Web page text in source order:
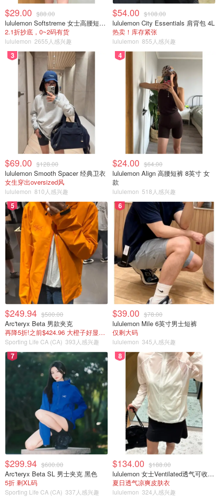
$29.00 $88.00
lululemon Softstreme 女士高腰短裤 10cm
2.1折抄底，0~2码有货
lululemon 2655人感兴趣
$54.00 $108.00
lululemon City Essentials 肩背包 4L
热卖！库存紧张
lululemon 855人感兴趣
3
$69.00 $128.00
lululemon Smooth Spacer 经典卫衣
女生穿出oversized风
lululemon 810人感兴趣
4
$24.00 $64.00
lululemon Align 高腰短裤 8英寸 女
款
lululemon 518人感兴趣
5
$249.94 $500.00
Arc'teryx Beta 男款夹克
再降5折!之前$424.96 大橙子好显白 蹲补
Sporting Life CA (CA) 393人感兴趣
6
$39.00 $78.00
lululemon Mile 6英寸男士短裤
仅剩大码
lululemon 345人感兴趣
7
$299.94 $600.00
Arc'teryx Beta SL 男士夹克 黑色
5折 剩XL码
Sporting Life CA (CA) 337人感兴趣
8
$134.00 $188.00
lululemon 女士Ventilated透气可收纳跑步夹克
夏日透气凉爽皮肤衣
lululemon 324人感兴趣